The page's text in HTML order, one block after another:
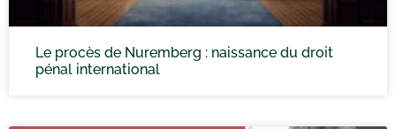
Le procès de Nuremberg : naissance du droit
pénal international